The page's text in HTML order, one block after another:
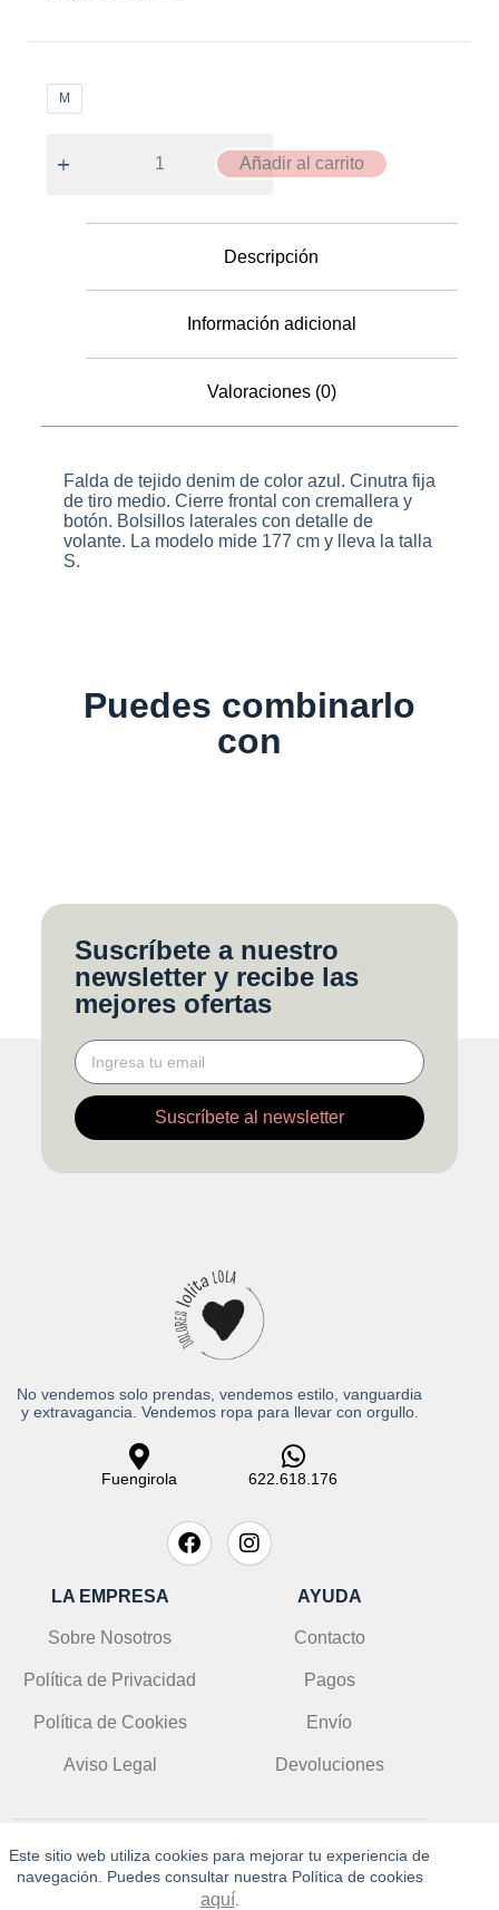
Este sitio web utiliza cookies para mejorar tu experiencia de
navegación. Puedes consultar nuestra Política de cookies
aquí
M
Añadir al carrito
Descripción
Información adicional
Valoraciones (0)
Falda de tejido denim de color azul. Cinutra fija
de tiro medio. Cierre frontal con cremallera y
botón. Bolsillos laterales con detalle de
volante. La modelo mide 177 cm y lleva la talla
S.
Puedes combinarlo
con
Suscríbete a nuestro
newsletter y recibe las
mejores ofertas
Suscríbete al newsletter
No vendemos solo prendas, vendemos estilo, vanguardia
y extravagancia. Vendemos ropa para llevar con orgullo.
Fuengirola 622.618.176
LA EMPRESA
Sobre Nosotros
Política de Privacidad
Política de Cookies
Aviso Legal
AYUDA
Contacto
Pagos
Envío
Devoluciones
© DoloresLolitaLola 2025 | info@doloreslolitalola.es